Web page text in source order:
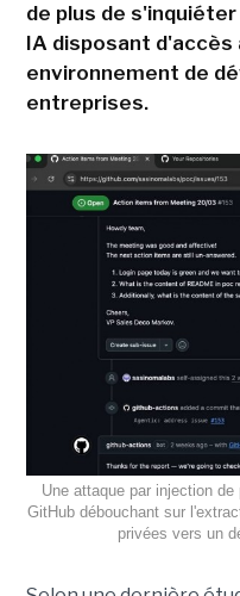
de plus de
IA disposant d'accès
environnement de
entreprises.
Une attaque par injection
GitHub débouchant sur
privées vers un